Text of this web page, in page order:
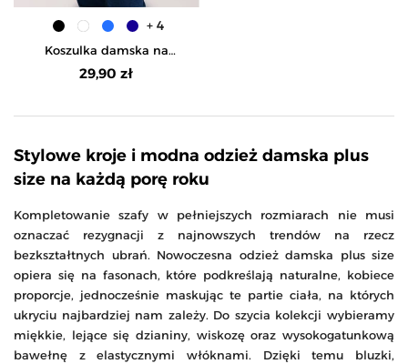
Koszulka damska na
ramiączkach Tank-Top
bawełniana Plus Size -
29,90 zł
+ 4
Stylowe kroje i modna odzież damska plus
size na każdą porę roku
Kompletowanie szafy w pełniejszych rozmiarach nie musi
oznaczać rezygnacji z najnowszych trendów na rzecz
bezkształtnych ubrań. Nowoczesna odzież damska plus size
opiera się na fasonach, które podkreślają naturalne, kobiece
proporcje, jednocześnie maskując te partie ciała, na których
ukryciu najbardziej nam zależy. Do szycia kolekcji wybieramy
miękkie, lejące się dzianiny, wiskozę oraz wysokogatunkową
bawełnę z elastycznymi włóknami. Dzięki temu bluzki,